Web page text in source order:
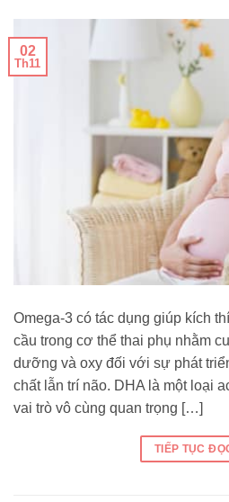
02
Th11
Omega-3 có tác dụng giúp kích
cầu trong cơ thể thai phụ nhằm
dưỡng và oxy đối với sự phát
chất lẫn trí não. DHA là một loại
vai trò vô cùng quan trọng […]
TIẾP TỤC